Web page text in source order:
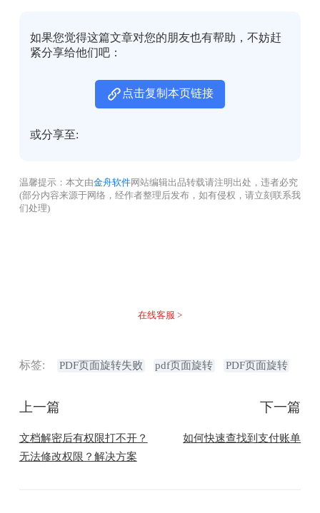
如果您觉得这篇文章对您的朋友也有帮助，不妨赶
紧分享给他们吧：
点击复制本页链接
或分享至:
温馨提示：本文由金舟软件网站编辑出品转载请注明出处，违者必究
(部分内容来源于网络，经作者整理后发布，如有侵权，请立刻联系我
们处理)
在线客服 >
标签: PDF页面旋转失败 pdf页面旋转 PDF页面旋转
上一篇
文档解密后有权限打不开？
无法修改权限？解决方案
下一篇
如何快速查找到支付账单